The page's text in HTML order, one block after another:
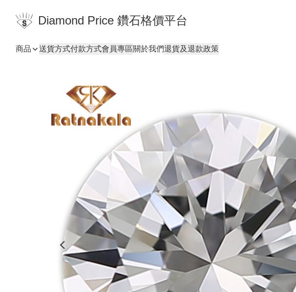
Diamond Price 鑽石格價平台
商品 送貨方式付款方式會員專區關於我們退貨及退款政策